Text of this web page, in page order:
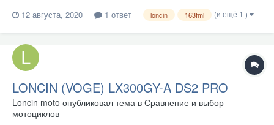
отстрелил и прокрутился немного вперёд, теперь в закрытом
ложится...
12 августа, 2020 1 ответ loncin 163fml (и ещё 1 )
LONCIN (VOGE) LX300GY-A DS2 PRO
Loncin moto опубликовал тема в Сравнение и выбор
мотоциклов